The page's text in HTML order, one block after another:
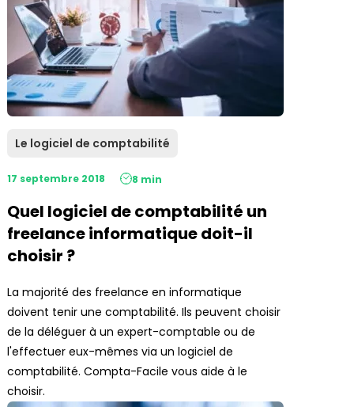
Le logiciel de comptabilité
17 septembre 2018 8 min
Quel logiciel de comptabilité un
freelance informatique doit-il
choisir ?
La majorité des freelance en informatique
doivent tenir une comptabilité. Ils peuvent choisir
de la déléguer à un expert-comptable ou de
l'effectuer eux-mêmes via un logiciel de
comptabilité. Compta-Facile vous aide à le
choisir.